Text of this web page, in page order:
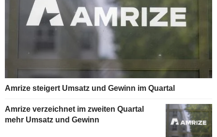
Amrize steigert Umsatz und Gewinn im Quartal
Amrize verzeichnet im zweiten Quartal
mehr Umsatz und Gewinn